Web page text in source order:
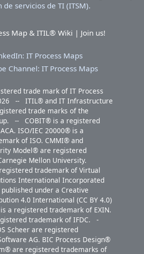
Map & ITIL® Wiki | Join us!
trade mark of IT Process
-- ITIL® and IT Infrastructure
trade marks of the
-- COBIT® is a registered
ISO/IEC 20000® is a
of ISO. CMMI® and
Model® are registered
Mellon University.
trademark of Virtual
International Incorporated
published under a Creative
4.0 International (CC BY 4.0)
a registered trademark of EXIN.
trademark of IFDC. -
Scheer are registered
AG. BIC Process Design®
are registered trademarks of